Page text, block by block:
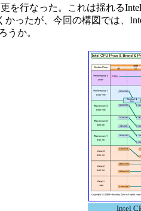
を行なった。これは揺れる
ったが、今回の構図では、
うか。
Intel